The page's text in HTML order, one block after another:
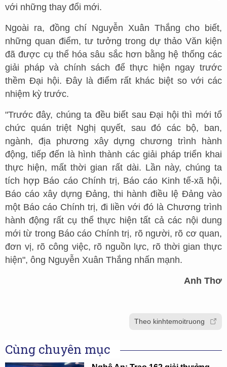
với những thay đổi mới.
Ngoài ra, đồng chí Nguyễn Xuân Thắng cho biết,
những quan điểm, tư tưởng trong dự thảo Văn kiện
đã được cụ thể hóa sâu sắc hơn bằng hệ thống các
giải pháp và chính sách để thực hiện ngay trước
thềm Đại hội. Đây là điểm rất khác biệt so với các
nhiệm kỳ trước.
"Trước đây, chúng ta đều biết sau Đại hội thì mới tổ
chức quán triệt Nghị quyết, sau đó các bộ, ban,
ngành, địa phương xây dựng chương trình hành
động, tiếp đến là hình thành các giải pháp triển khai
thực hiện, mất thời gian rất dài. Lần này, chúng ta
tích hợp Báo cáo Chính trị, Báo cáo Kinh tế-xã hội,
Báo cáo xây dựng Đảng, thi hành điều lệ Đảng vào
một Báo cáo Chính trị, đi liền với đó là Chương trình
hành động rất cụ thể thực hiện tất cả các nội dung
mới từ trong Báo cáo Chính trị, rõ người, rõ cơ quan,
đơn vị, rõ công việc, rõ nguồn lực, rõ thời gian thực
hiện", ông Nguyễn Xuân Thắng nhấn mạnh.
Anh Thơ
Theo kinhtemoitruong
Cùng chuyên mục